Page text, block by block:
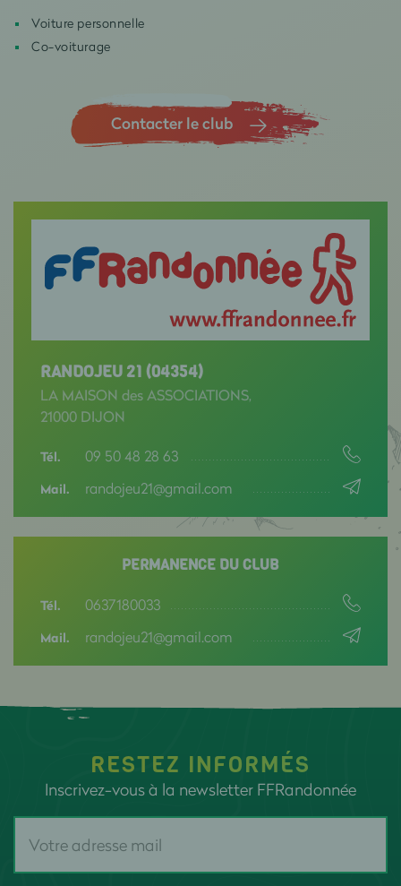
Voiture personnelle
Co-voiturage
Contacter le club
RANDOJEU 21 (04354)
LA MAISON des ASSOCIATIONS,
21000 DIJON
Tél. 09 50 48 28 63
Mail. randojeu21@gmail.com
PERMANENCE DU CLUB
Tél. 0637180033
Mail. randojeu21@gmail.com
RESTEZ INFORMÉS
Inscrivez-vous à la newsletter FFRandonnée